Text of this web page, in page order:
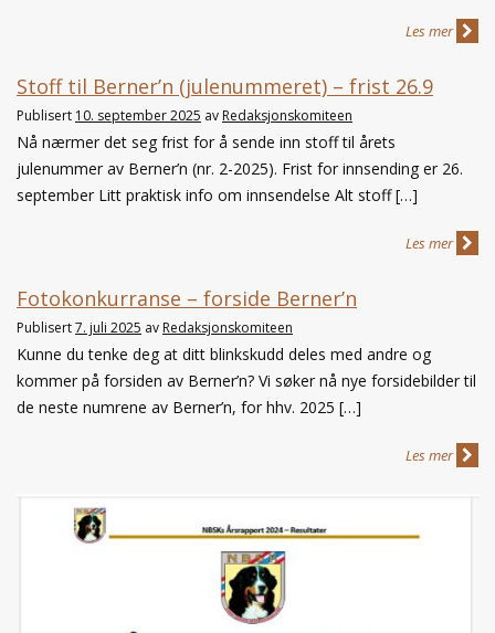
Les mer
Stoff til Berner’n (julenummeret) – frist 26.9
Publisert 10. september 2025 av Redaksjonskomiteen
Nå nærmer det seg frist for å sende inn stoff til årets
julenummer av Berner’n (nr. 2-2025). Frist for innsending er 26.
september Litt praktisk info om innsendelse Alt stoff […]
Les mer
Fotokonkurranse – forside Berner’n
Publisert7. juli 2025 av Redaksjonskomiteen
Kunne du tenke deg at ditt blinkskudd deles med andre og
kommer på forsiden av Berner’n? Vi søker nå nye forsidebilder til
de neste numrene av Berner’n, for hhv. 2025 […]
Les mer